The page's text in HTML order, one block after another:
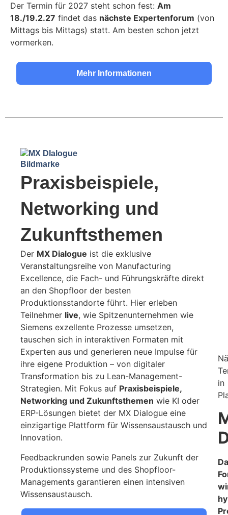
Der Termin für 2027 steht schon fest: Am
18./19.2.27 findet das nächste Expertenforum (von
Mittags bis Mittags) statt. Am besten schon jetzt
vormerken.
Mehr Informationen
Praxisbeispiele,
Networking und
Zukunftsthemen
Der MX Dialogue ist die exklusive
Veranstaltungsreihe von Manufacturing
Excellence, die Fach- und Führungskräfte direkt
an den Shopfloor der besten
Produktionsstandorte führt. Hier erleben
Teilnehmer live, wie Spitzenunternehmen wie
Siemens exzellente Prozesse umsetzen,
tauschen sich in interaktiven Formaten mit
Experten aus und generieren neue Impulse für
ihre eigene Produktion – von digitaler
Transformation bis zu Lean-Management-
Strategien. Mit Fokus auf Praxisbeispiele,
Networking und Zukunftsthemen wie KI oder
ERP-Lösungen bietet der MX Dialogue eine
einzigartige Plattform für Wissensaustausch und
Innovation.
Feedbackrunden sowie Panels zur Zukunft der
Produktionssysteme und des Shopfloor-
Managements garantieren einen intensiven
Wissensaustausch.
in